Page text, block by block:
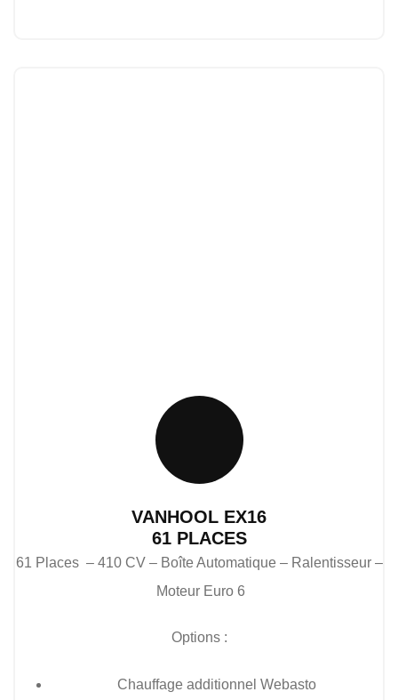
VANHOOL EX16
61 PLACES
61 Places – 410 CV – Boîte Automatique – Ralentisseur –
Moteur Euro 6
Options :
Chauffage additionnel Webasto